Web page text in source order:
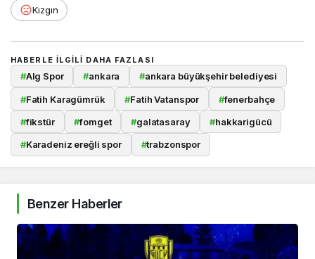
Kızgın
HABERLE ILGILI DAHA FAZLASI
#Alg Spor #ankara #ankara büyükşehir belediyesi
#Fatih Karagümrük #Fatih Vatanspor #fenerbahçe
#fikstür #fomget #galatasaray #hakkarigücü
#Karadeniz ereğli spor #trabzonspor
Benzer Haberler